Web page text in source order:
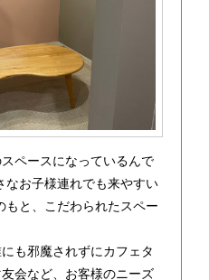
ペースになっているんで
お子様連れでも来やすい
もと、こだわられたスペー
も邪魔されずにカフェタ
会など、お客様のニーズ